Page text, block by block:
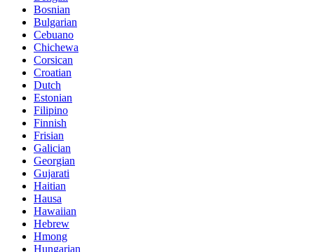
Bosnian
Bulgarian
Cebuano
Chichewa
Corsican
Croatian
Dutch
Estonian
Filipino
Finnish
Frisian
Galician
Georgian
Gujarati
Haitian
Hausa
Hawaiian
Hebrew
Hmong
Hungarian